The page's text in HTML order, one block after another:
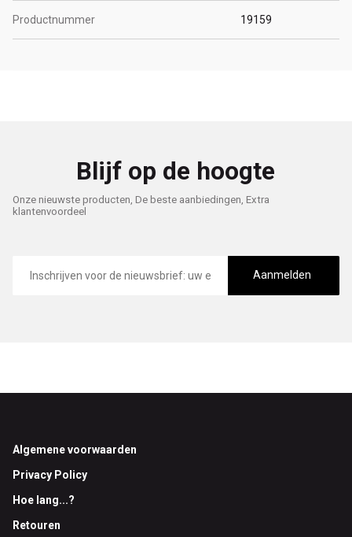
Productnummer 19159
Blijf op de hoogte
Onze nieuwste producten, De beste aanbiedingen, Extra
klantenvoordeel
mailadres
Aanmelden
Footer
Algemene voorwaarden
Privacy Policy
Hoe lang...?
Retouren